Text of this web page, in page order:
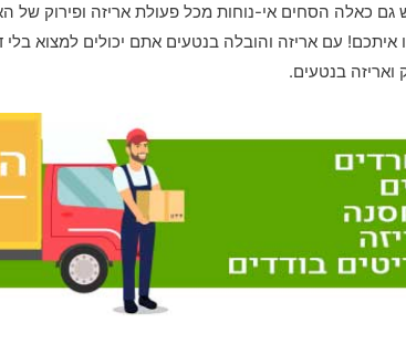
כאלה הסחים אי-נוחות מכל פעולת אריזה ופירוק של
עם אריזה והובלה בנטעים אתם יכולים למצוא בלי
ואריזה בנטעים.